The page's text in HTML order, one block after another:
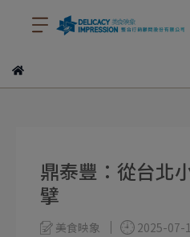
鼎泰豐：從台北
擘
美食映象 2025-07-